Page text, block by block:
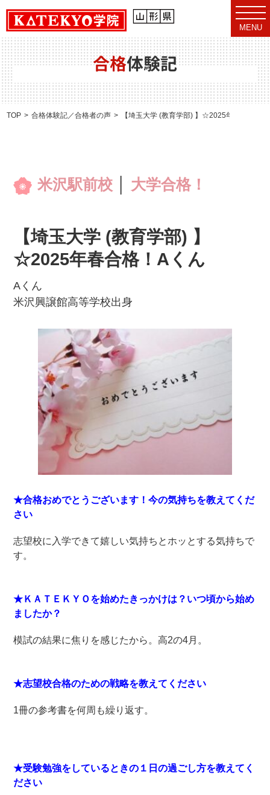
t
o
g
g
l
e
n
v
i
g
MENU
合格体験記
TOP 合格体験記／合格者の声 【埼玉大学 (教育学部) 】☆2025年春合格！A
米沢駅前校 大学合格！
【埼玉大学 (教育学部) 】
☆2025年春合格！Aくん
Aくん
米沢興譲館高等学校出身
★合格おめでとうございます！今の気持ちを教えてくだ
さい
志望校に入学できて嬉しい気持ちとホッとする気持ちで
す。
★ＫＡＴＥＫＹＯを始めたきっかけは？いつ頃から始め
ましたか？
模試の結果に焦りを感じたから。高2の4月。
★志望校合格のための戦略を教えてください
1冊の参考書を何周も繰り返す。
★受験勉強をしているときの１日の過ごし方を教えてく
ださい